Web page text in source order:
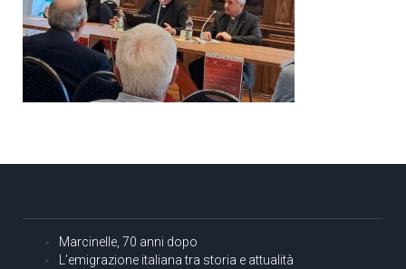
Marcinelle, 70 anni dopo
L’emigrazione italiana tra storia e attualità